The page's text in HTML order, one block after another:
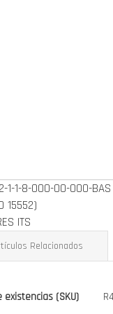
1-1-8-000-00-000-BAS
15552)
ITS
(SKU)
Relacionados